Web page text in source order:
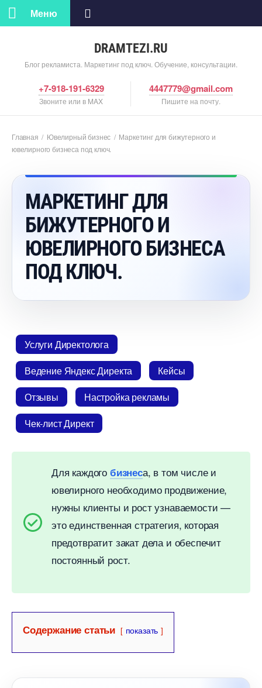
DRAMTEZI.RU
Блог рекламиста. Маркетинг под ключ. Обучение, консультации.
Меню
+7-918-191-6329
Звоните или в MAX
4447779@gmail.com
Пишите на почту.
Главная / Ювелирный бизнес / Маркетинг для бижутерного и
ювелирного бизнеса под ключ.
МАРКЕТИНГ ДЛЯ
БИЖУТЕРНОГО И
ЮВЕЛИРНОГО БИЗНЕСА
ПОД КЛЮЧ.
Услуги Директолога
едение Яндекс Директа
Кейсы
Отзывы
Настройка рекламы
Чек-лист Директ
Для каждого изнеса, в том числе и
ювелирного необходимо продвижение,
нужны клиенты и рост узнаваемости —
это единственная стратегия, которая
предотвратит закат дела и обеспечит
постоянный рост.
Содержание статьи показать